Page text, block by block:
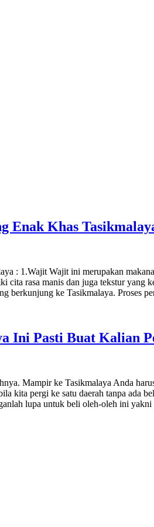
Enak Khas
: 1.Wajit Wajit ini merupakan
cita rasa manis dan juga tekstur yang
berkunjung ke Tasikmalaya. Proses
Ini Pasti Buat Kalian
Mampir ke Tasikmalaya Anda
kita pergi ke satu daerah tanpa ada
lupa untuk beli oleh-oleh ini